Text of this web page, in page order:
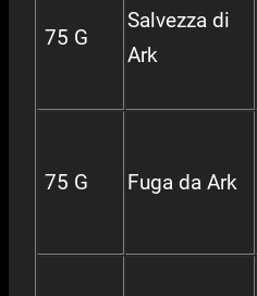
75 G
Salvezza di
Ark
75 G Fuga da Ark